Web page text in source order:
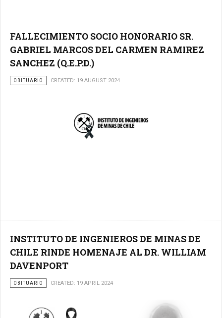
FALLECIMIENTO SOCIO HONORARIO SR.
GABRIEL MARCOS DEL CARMEN RAMIREZ
SANCHEZ (Q.E.P.D.)
OBITUARIO CREATED: 19 AUGUST 2024
INSTITUTO DE INGENIEROS DE MINAS DE
CHILE RINDE HOMENAJE AL DR. WILLIAM
DAVENPORT
OBITUARIO CREATED: 19 APRIL 2024